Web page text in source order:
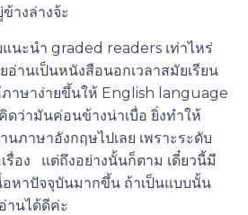
างล่างจ้ะ
นะนำ graded readers เท่าไหร่
อ่านเป็นหนังสือนอกเวลาสมัยเรียน
ภาษาง่ายขึ้นให้ English language
ดว่ามันค่อนข้างน่าเบื่อ ยิ่งทำให้
ภาษาอังกฤษไปเลย เพราะระดับ
รื่อง แต่ถึงอย่างนั้นก็ตาม เดี๋ยวนี้มี
หาปัจจุบันมากขึ้น ถ้าเป็นแบบนั้น
านได้ดีค่ะ